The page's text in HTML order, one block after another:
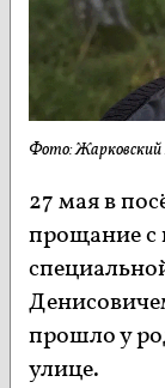
Фото: Жарковский
27 мая в
прощание
прошло у
улице.